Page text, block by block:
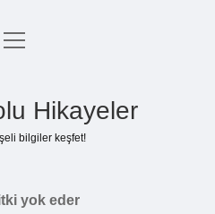
menüyü
Hikayeler
bilgiler keşfet!
yok eder